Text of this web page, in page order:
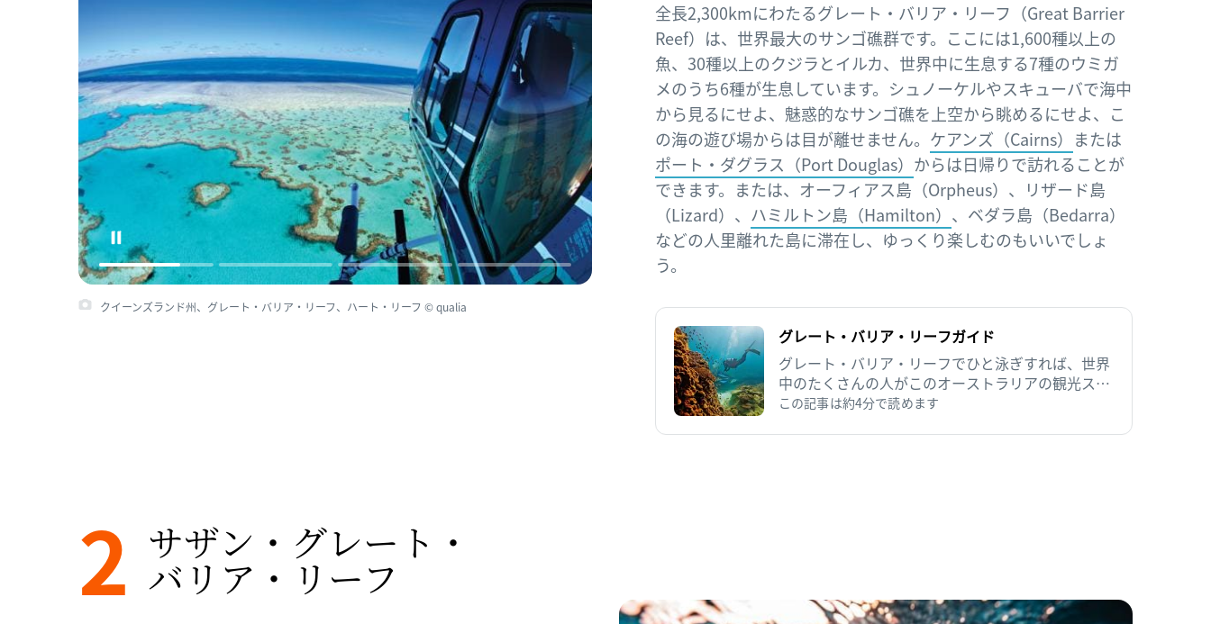
クイーンズランド州、グレート・バリア・リーフ、ハート・リーフ © qualia
全長2,300kmにわたるグレート・バリア・リーフ（Great Barrier
Reef）は、世界最大のサンゴ礁群です。ここには1,600種以上の
魚、30種以上のクジラとイルカ、世界中に生息する7種のウミガ
メのうち6種が生息しています。シュノーケルやスキューバで海中
から見るにせよ、魅惑的なサンゴ礁を上空から眺めるにせよ、こ
の海の遊び場からは目が離せません。 ケアンズ（Cairns） または
ポート・ダグラス（Port Douglas） からは日帰りで訪れることが
できます。または、オーフィアス島（Orpheus）、リザード島
（Lizard）、 ハミルトン島（Hamilton） 、ベダラ島（Bedarra）
などの人里離れた島に滞在し、ゆっくり楽しむのもいいでしょ
う。
グレート・バリア・リーフガイド
グレート・バリア・リーフでひと泳ぎすれば、世界
中のたくさんの人がこのオーストラリアの観光スポ
ットを「行ってみたいところリスト」に追加する理
この記事は約4分で読めます
2 サザン・グレート・
バリア・リーフ